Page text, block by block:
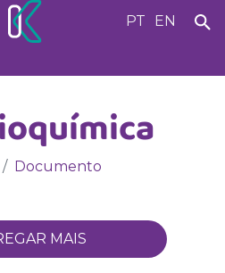
PT EN
Documento
MAIS